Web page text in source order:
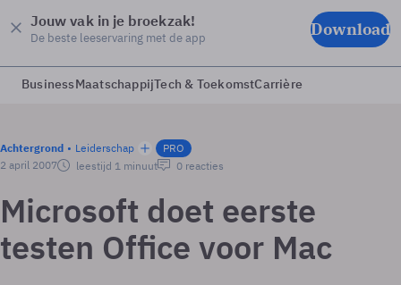
Jouw vak in je broekzak!
De beste leeservaring met de app Download
BusinessMaatschappijTech & ToekomstCarrière
Achtergrond Leiderschap
PRO
2 april 2007
leestijd 1 minuut 0 reacties
Microsoft doet eerste
testen Office voor Mac